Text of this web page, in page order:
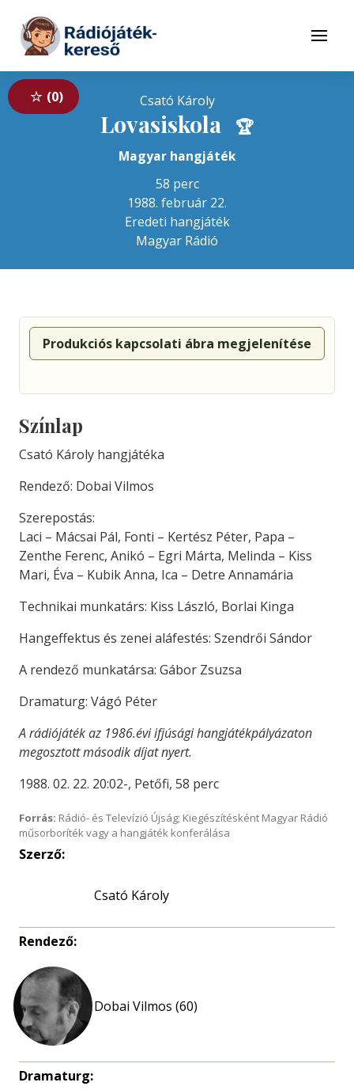
Tovább a tartalomhoz
Menü
0 Csató Károly
Lovasiskola 🏆
Magyar hangjáték
58 perc
1988. február 22.
Eredeti hangjáték
Magyar Rádió
Produkciós kapcsolati ábra megjelenítése
Színlap
Csató Károly hangjátéka
Rendező: Dobai Vilmos
Szerepostás:
Laci – Mácsai Pál, Fonti – Kertész Péter, Papa –
Zenthe Ferenc, Anikó – Egri Márta, Melinda – Kiss
Mari, Éva – Kubik Anna, Ica – Detre Annamária
Technikai munkatárs: Kiss László, Borlai Kinga
Hangeffektus és zenei aláfestés: Szendrői Sándor
A rendező munkatársa: Gábor Zsuzsa
Dramaturg: Vágó Péter
A rádiójáték az 1986.évi ifjúsági hangjátékpályázaton
megosztott második díjat nyert.
1988. 02. 22. 20:02-, Petőfi, 58 perc
Forrás: Rádió- és Televízió Újság; Kiegészítésként Magyar Rádió
műsorboríték vagy a hangjáték konferálása
Szerző:
Csató Károly
Rendező:
Dobai Vilmos (60)
Dramaturg: